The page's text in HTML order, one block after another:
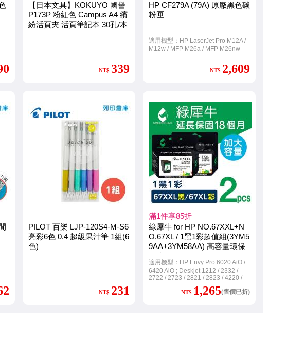
【日本文具】KOKUYO 國譽
P173P 粉紅色 Campus A4 繽
紛活頁夾 活頁筆記本 30孔/本
NT$ 339
HP CF279A (79A) 原廠黑色碳
粉匣
適用機型：HP LaserJet Pro M12A /
M12w / MFP M26a / MFP M26nw
NT$ 2,609
PILOT 百樂 LJP-120S4-M-S6
亮彩6色 0.4 超級果汁筆 1組(6
色)
NT$ 231
滿1件享85折
綠犀牛 for HP NO.67XXL+N
O.67XL / 1黑1彩超值組(3YM5
9AA+3YM58AA) 高容量環保
墨水匣
適用機型：HP Envy Pro 6020 AiO /
6420 AiO ; Deskjet 1212 / 2332 /
2722 / 2723 / 2821 / 2823 / 4220 /
NT$ 1,265(售價已折)